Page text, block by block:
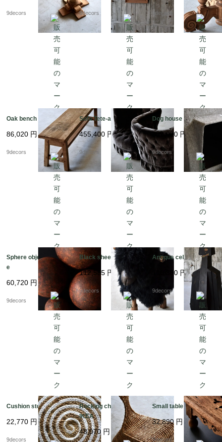
9decors 9decors 9decors
Oak bench
86,020 円
9decors
Sofa Tete-a-Tete
455,400 円
9decors
Dog house Willy Guhl
339,020 円
9decors
Sphere objects vintag
e
60,720 円
9decors
Black sheep toy
112,585 円
9decors
Antique cello case
116,380 円
9decors
Cushion stool
22,770 円
9decors
Rocking chair vintage
IKEA
48,070 円
Small table
32,890 円
9decors